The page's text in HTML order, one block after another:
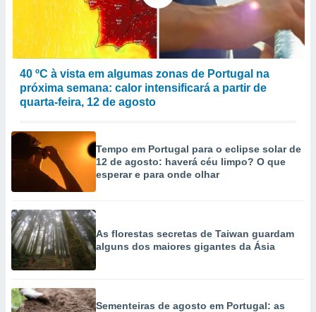
40 ºC à vista em algumas zonas de Portugal na
próxima semana: calor intensificará a partir de
quarta-feira, 12 de agosto
Tempo em Portugal para o eclipse solar de
12 de agosto: haverá céu limpo? O que
esperar e para onde olhar
As florestas secretas de Taiwan guardam
alguns dos maiores gigantes da Ásia
Sementeiras de agosto em Portugal: as